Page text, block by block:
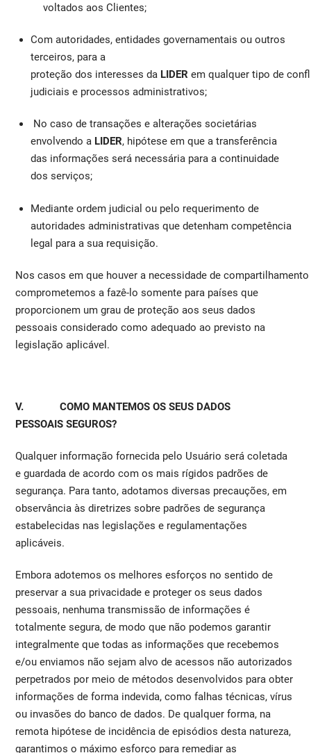
voltados aos Clientes;
Com autoridades, entidades governamentais ou outros
terceiros, para a
proteção dos interesses da LIDER em qualquer tipo de
judiciais e processos administrativos;
No caso de transações e alterações societárias
envolvendo a LIDER, hipótese em que a transferência
das informações será necessária para a continuidade
dos serviços;
Mediante ordem judicial ou pelo requerimento de
autoridades administrativas que detenham competência
legal para a sua requisição.
Nos casos em que houver a necessidade de
comprometemos a fazê-lo somente para países que
proporcionem um grau de proteção aos seus dados
pessoais considerado como adequado ao previsto na
legislação aplicável.
V. COMO MANTEMOS OS SEUS DADOS
PESSOAIS SEGUROS?
Qualquer informação fornecida pelo Usuário será coletada
e guardada de acordo com os mais rígidos padrões de
segurança. Para tanto, adotamos diversas precauções, em
observância às diretrizes sobre padrões de segurança
estabelecidas nas legislações e regulamentações
aplicáveis.
Embora adotemos os melhores esforços no sentido de
preservar a sua privacidade e proteger os seus dados
pessoais, nenhuma transmissão de informações é
totalmente segura, de modo que não podemos garantir
integralmente que todas as informações que recebemos
e/ou enviamos não sejam alvo de acessos não autorizados
perpetrados por meio de métodos desenvolvidos para obter
informações de forma indevida, como falhas técnicas, vírus
ou invasões do banco de dados. De qualquer forma, na
remota hipótese de incidência de episódios desta natureza,
garantimos o máximo esforço para remediar as